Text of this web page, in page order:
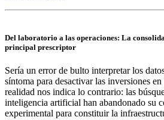
Del laboratorio a las operaciones: La
principal prescriptor
Sería un error de bulto interpretar los
síntoma para desactivar las inversiones
realidad nos indica lo contrario: las
inteligencia artificial han abandonado su
experimental para constituir la